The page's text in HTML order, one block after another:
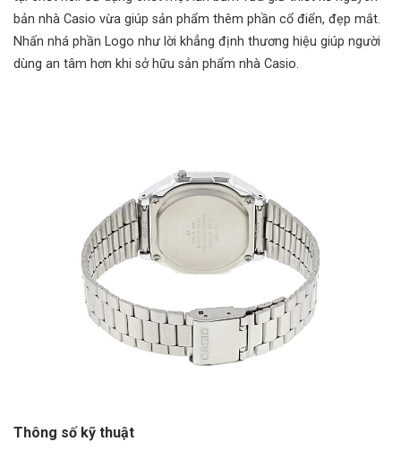
bản nhà Casio vừa giúp sản phẩm thêm phần cổ điển, đẹp mắt.
Nhấn nhá phần Logo như lời khẳng định thương hiệu giúp người
dùng an tâm hơn khi sở hữu sản phẩm nhà Casio.
Thông số kỹ thuật